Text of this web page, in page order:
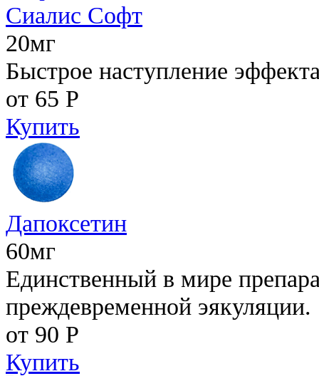
Сиалис Софт
20мг
Быстрое наступление
от 65 Р
Купить
Дапоксетин
60мг
Единственный в мире
преждевременной эякуляции.
от 90 Р
Купить